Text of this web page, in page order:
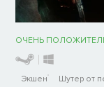
ОЧЕНЬ
Экшен Шутер от